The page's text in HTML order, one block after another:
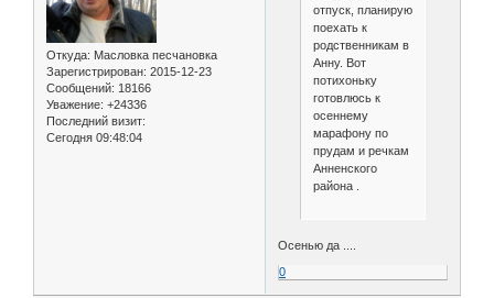
Откуда: Масловка песчановка
Зарегистрирован: 2015-12-23
Сообщений: 18166
Уважение: +24336
Последний визит:
Сегодня 09:48:04
отпуск, планирую
поехать к
родственникам в
Анну. Вот
потихоньку
готовлюсь к
осеннему
марафону по
прудам и речкам
Анненского
района .
Осенью да ....
0